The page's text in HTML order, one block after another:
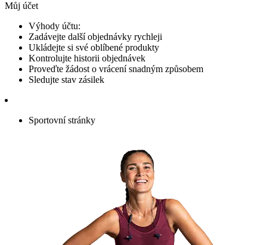
Můj účet
Výhody účtu:
Zadávejte další objednávky rychleji
Ukládejte si své oblíbené produkty
Kontrolujte historii objednávek
Proveďte žádost o vrácení snadným způsobem
Sledujte stav zásilek
Sportovní stránky